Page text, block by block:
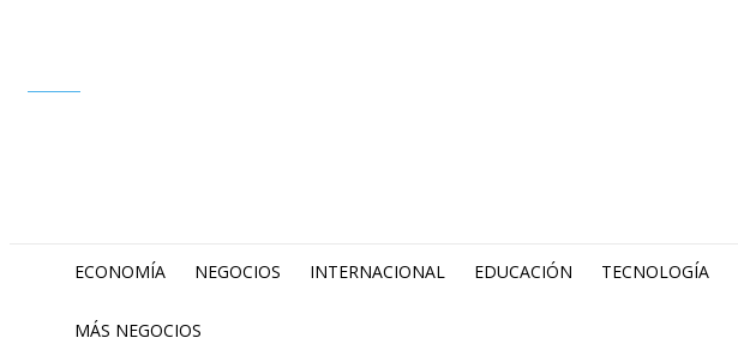
ECONOMÍA NEGOCIOS INTERNACIONAL EDUCACIÓN TECNOLOGÍA
MÁS NEGOCIOS